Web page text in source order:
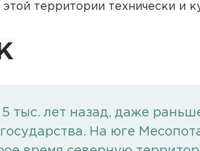
территории технически и
тыс. лет назад, даже
На юге